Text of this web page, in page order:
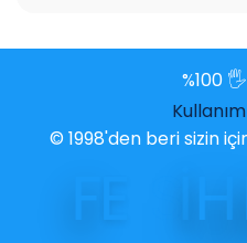
%100 🖐️
© 1998'den beri sizin
H